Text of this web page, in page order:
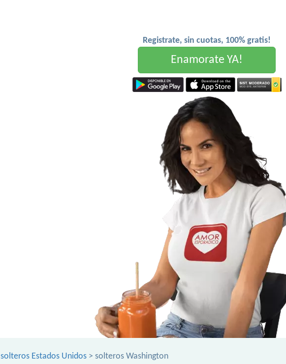
Registrate, sin cuotas, 100% gratis!
Enamorate YA!
solteros Estados Unidos > solteros Washington